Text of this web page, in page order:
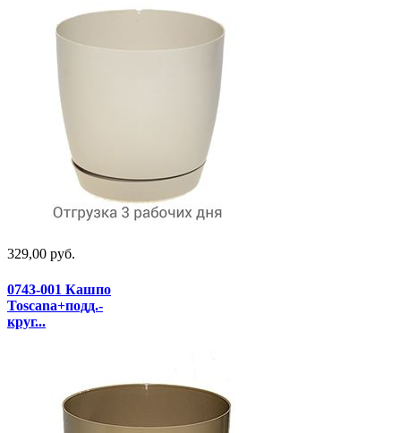
329,00 руб.
0743-001 Кашпо
Toscana+подд.-
круг...